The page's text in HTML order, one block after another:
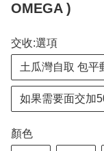
OMEGA )
交收:選項
土瓜灣自取 包平
如果需要面交加
顏色